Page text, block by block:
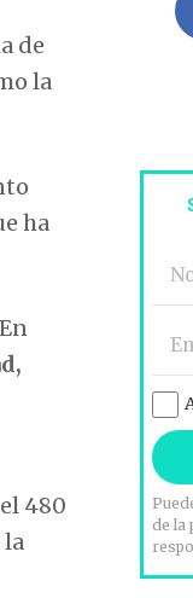
de
la
ha
480
la
de la